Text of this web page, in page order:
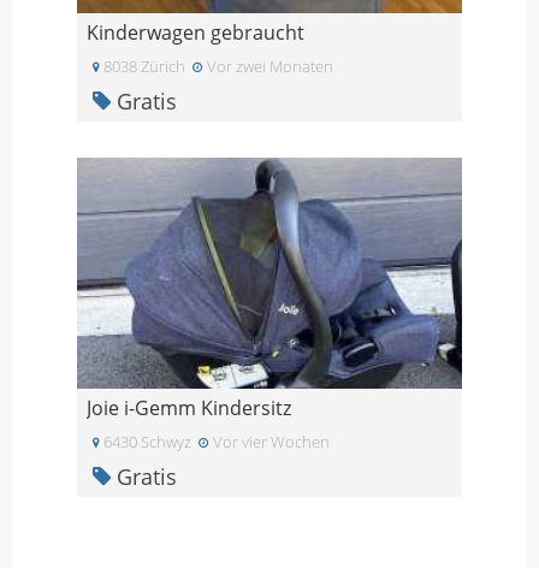
Kinderwagen gebraucht
8038 Zürich Vor zwei Monaten
Gratis
Joie i-Gemm Kindersitz
6430 Schwyz Vor vier Wochen
Gratis